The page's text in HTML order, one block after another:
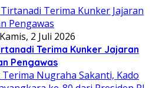
Kamis, 2 Juli 2026
Terima Kunker Jajaran
Pengawas